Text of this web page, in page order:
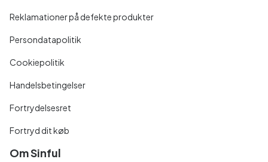
Reklamationer på defekte produkter
Persondatapolitik
Cookiepolitik
Handelsbetingelser
Fortrydelsesret
Fortryd dit køb
Om Sinful